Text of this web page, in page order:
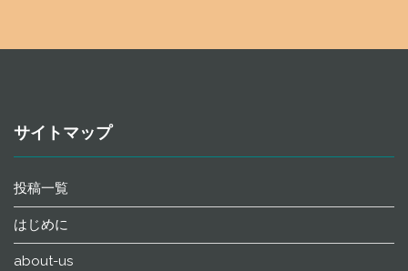
サイトマップ
投稿一覧
はじめに
about-us